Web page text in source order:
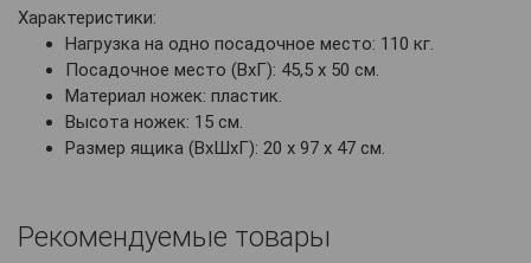
Характеристики:
Нагрузка на одно посадочное место: 110 кг.
Посадочное место (ВхГ): 45,5 х 50 см.
Материал ножек: пластик.
Высота ножек: 15 см.
Размер ящика (ВхШхГ): 20 х 97 х 47 см.
Рекомендуемые товары